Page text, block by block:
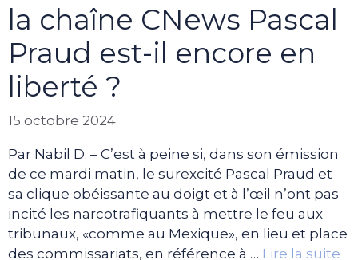
la chaîne CNews Pascal
Praud est-il encore en
liberté ?
15 octobre 2024
Par Nabil D. – C’est à peine si, dans son émission
de ce mardi matin, le surexcité Pascal Praud et
sa clique obéissante au doigt et à l’œil n’ont pas
incité les narcotrafiquants à mettre le feu aux
tribunaux, «comme au Mexique», en lieu et place
des commissariats, en référence à … Lire la suite